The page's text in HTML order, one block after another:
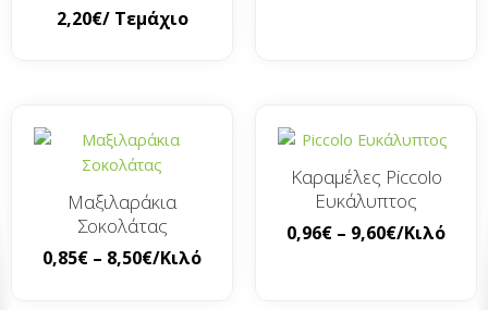
2,20€/ Τεμάχιο
Μαξιλαράκια
Σοκολάτας
0,85€ – 8,50€/Κιλό
Καραμέλες Piccolo
Ευκάλυπτος
0,96€ – 9,60€/Κιλό